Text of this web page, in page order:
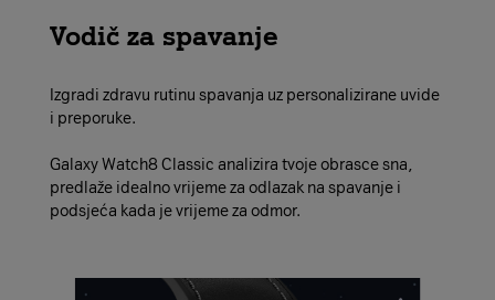
Vodič za spavanje
Izgradi zdravu rutinu spavanja uz personalizirane uvide
i preporuke.
Galaxy Watch8 Classic analizira tvoje obrasce sna,
predlaže idealno vrijeme za odlazak na spavanje i
podsjeća kada je vrijeme za odmor.